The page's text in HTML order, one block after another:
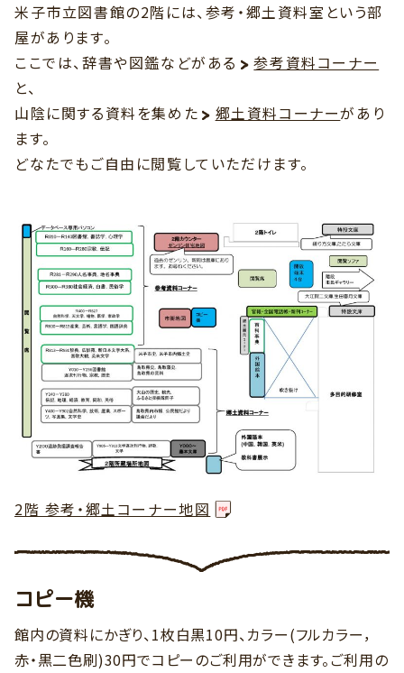
米子市立図書館の2階には、参考・郷土資料室という部
屋があります。
ここでは、辞書や図鑑などがある
参考資料コーナー
と、
山陰に関する資料を集めた
郷土資料コーナーがあり
ます。
どなたでもご自由に閲覧していただけます。
2階 参考・郷土コーナー地図
コピー機
館内の資料にかぎり、1枚白黒10円、カラー(フルカラー，
赤・黒二色刷)30円でコピーのご利用ができます。ご利用の